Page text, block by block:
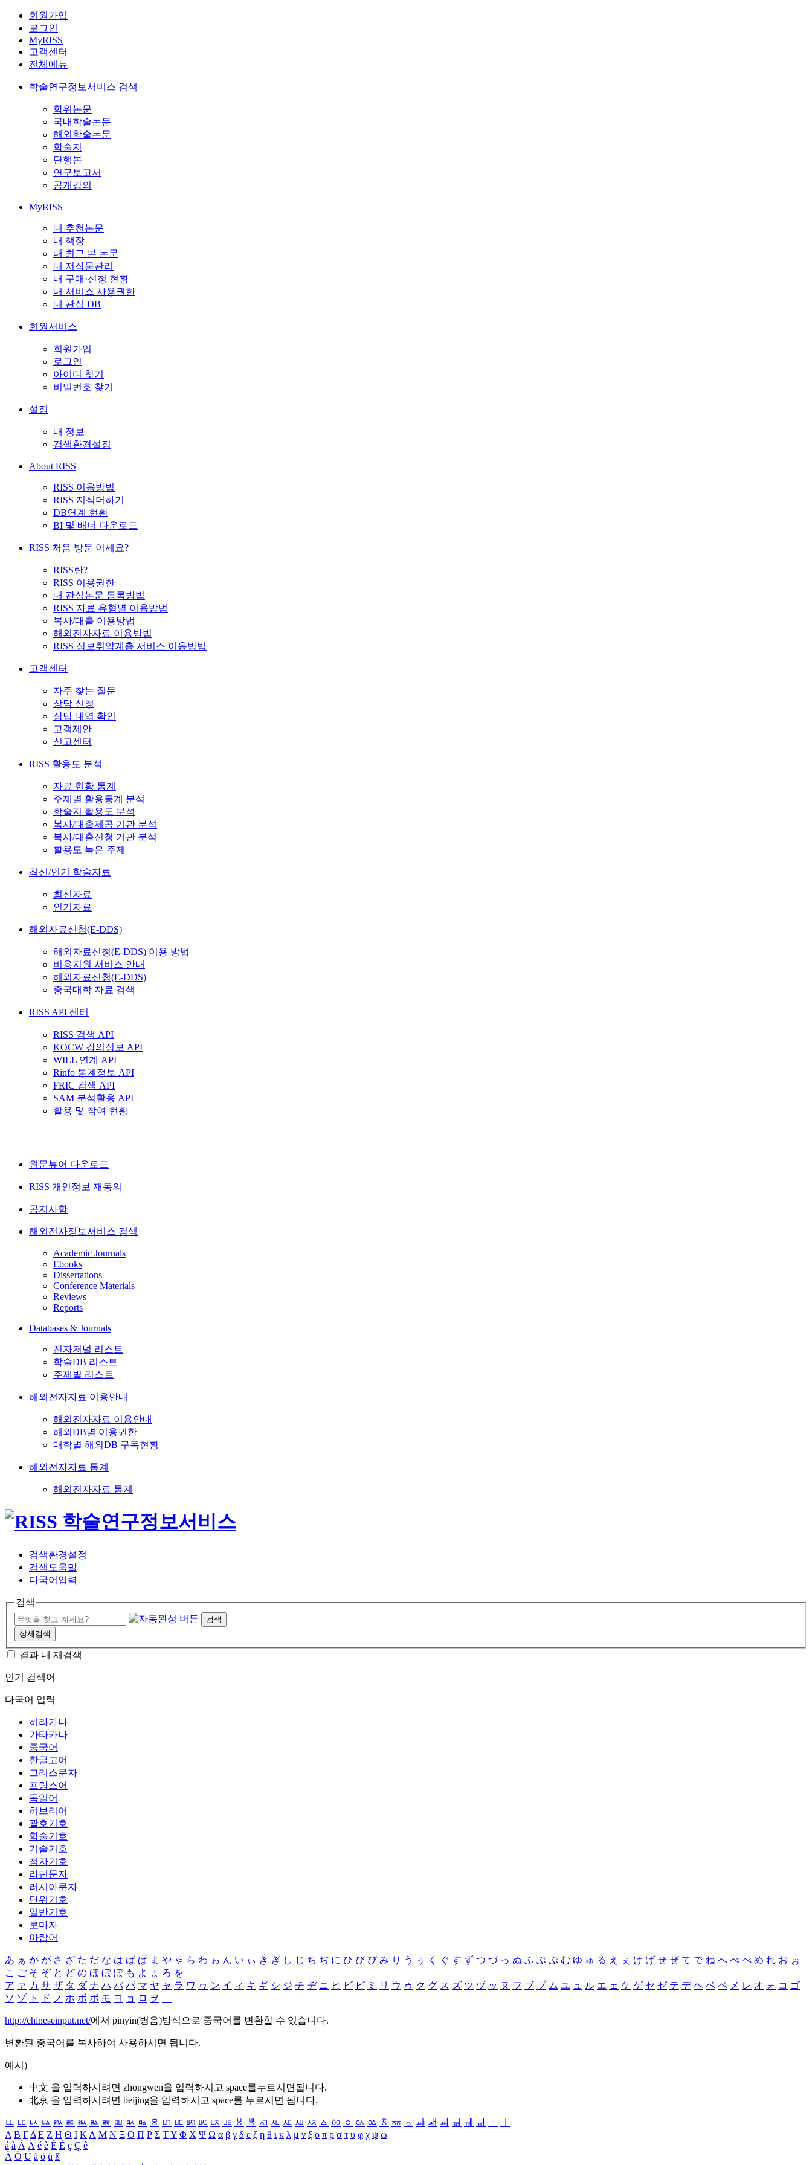
회원가입
로그인
MyRISS
고객센터
전체메뉴
학술연구정보서비스 검색
학위논문
국내학술논문
해외학술논문
학술지
단행본
연구보고서
공개강의
MyRISS
내 추천논문
내 책장
내 최근 본 논문
내 저작물관리
내 구매·신청 현황
내 서비스 사용권한
내 관심 DB
회원서비스
회원가입
로그인
아이디 찾기
비밀번호 찾기
설정
내 정보
검색환경설정
About RISS
RISS 이용방법
RISS 지식더하기
DB연계 현황
BI 및 배너 다운로드
RISS 처음 방문 이세요?
RISS란?
RISS 이용권한
내 관심논문 등록방법
RISS 자료 유형별 이용방법
복사/대출 이용방법
해외전자자료 이용방법
RISS 정보취약계층 서비스 이용방법
고객센터
자주 찾는 질문
상담 신청
상담 내역 확인
고객제안
신고센터
RISS 활용도 분석
자료 현황 통계
주제별 활용통계 분석
학술지 활용도 분석
복사/대출제공 기관 분석
복사/대출신청 기관 분석
활용도 높은 주제
최신/인기 학술자료
최신자료
인기자료
해외자료신청(E-DDS)
해외자료신청(E-DDS) 이용 방법
비용지원 서비스 안내
해외자료신청(E-DDS)
중국대학 자료 검색
RISS API 센터
RISS 검색 API
KOCW 강의정보 API
WILL 연계 API
Rinfo 통계정보 API
FRIC 검색 API
SAM 분석활용 API
활용 및 참여 현황
원문뷰어 다운로드
RISS 개인정보 재동의
공지사항
해외전자정보서비스 검색
Academic Journals
Ebooks
Dissertations
Conference Materials
Reviews
Reports
Databases & Journals
전자저널 리스트
학술DB 리스트
주제별 리스트
해외전자자료 이용안내
해외전자자료 이용안내
해외DB별 이용권한
대학별 해외DB 구독현황
해외전자자료 통계
해외전자자료 통계
검색환경설정
검색도움말
다국어입력
검색
검색
상세검색
결과 내 재검색
인기 검색어
다국어 입력
히라가나
가타카나
중국어
한글고어
그리스문자
프랑스어
독일어
히브리어
괄호기호
학술기호
기술기호
첨자기호
라틴문자
러시아문자
단위기호
일반기호
로마자
아랍어
あ ぁ か が さ ざ た だ な は ば ぱ ま や ゃ ら わ ゎ ん い ぃ き ぎ し じ ち ぢ に ひ び ぴ み り う ぅ く ぐ す ず つ づ っ ぬ ふ ぶ ぷ む ゆ ゅ る え ぇ け げ せ ぜ て で ね へ べ ぺ め れ お ぉ
こ ご そ ぞ と ど の ほ ぼ ぽ も よ ょ ろ を
ア ァ カ サ ザ タ ダ ナ ハ バ パ マ ヤ ャ ラ ワ ヮ ン イ ィ キ ギ シ ジ チ ヂ ニ ヒ ビ ピ ミ リ ウ ゥ ク グ ス ズ ツ ヅ ッ ヌ フ ブ プ ム ユ ュ ル エ ェ ケ ゲ セ ゼ テ デ ヘ ベ ペ メ レ オ ォ コ ゴ
ソ ゾ ト ド ノ ホ ボ ポ モ ヨ ョ ロ ヲ ―
http://chineseinput.net/에서 pinyin(병음)방식으로 중국어를 변환할 수 있습니다.
변환된 중국어를 복사하여 사용하시면 됩니다.
예시)
中文 을 입력하시려면 zhongwen을 입력하시고 space를누르시면됩니다.
北京 을 입력하시려면 beijing을 입력하시고 space를 누르시면 됩니다.
ㅥ ㅦ ㅧ ㅨ ㅩ ㅪ ㅫ ㅬ ㅭ ㅮ ㅯ ㅰ ㅱ ㅲ ㅳ ㅴ ㅵ ㅶ ㅷ ㅸ ㅹ ㅺ ㅻ ㅼ ㅽ ㅾ ㅿ ㆀ ㆁ ㆂ ㆃ ㆄ ㆅ ㆆ ㆇ ㆈ ㆉ ㆊ ㆋ ㆌ ㆍ
ㆎ
Α Β ΓΔ Ε Ζ Η Θ Ι ΚΛ Μ Ν Ξ Ο Π Ρ Σ ΤΥ Φ Χ Ψ Ω α β γ δ ε ζ η θ ι κ λ μ ν ξ ο π ρ σ τ υ φ χ ψ ω
á à Á À é è É È ç Ç ê
Ä Ö Ü ä ö ü ß